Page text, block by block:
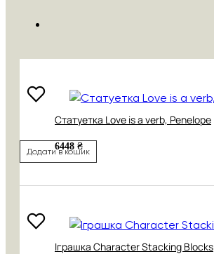
Cтатуетка Love is a verb, Penelope
6448 ₴
Додати в кошик
Іграшка Character Stacking Blocks